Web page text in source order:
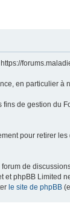
en particulier
de gestion du
pour retirer
de
phpBB Limited
le site de phpBB